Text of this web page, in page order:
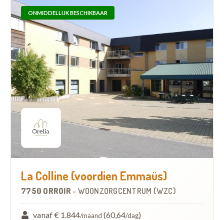
ONMIDDELLIJK BESCHIKBAAR
La Colline (voordien Emmaüs)
7750 ORROIR - WOONZORGCENTRUM (WZC)
vanaf € 1.844/maand (60,64/dag)